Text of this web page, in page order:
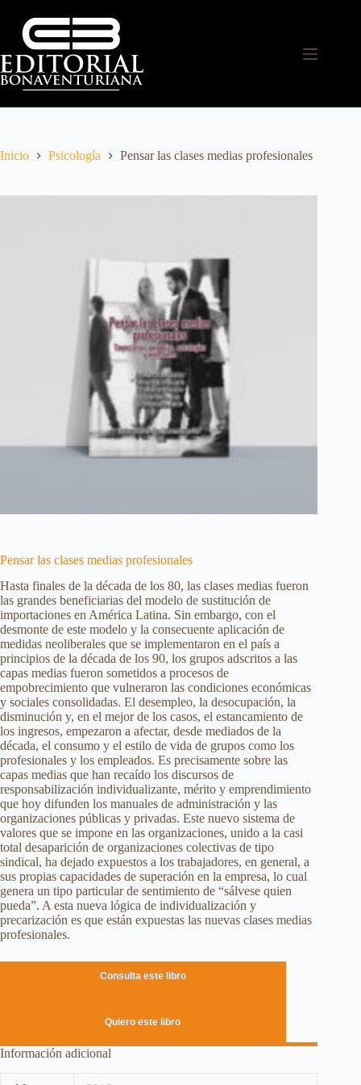
Inicio Psicología Pensar las clases medias profesionales
Pensar las clases medias profesionales
Hasta finales de la década de los 80, las clases medias fueron
las grandes beneficiarias del modelo de sustitución de
importaciones en América Latina. Sin embargo, con el
desmonte de este modelo y la consecuente aplicación de
medidas neoliberales que se implementaron en el país a
principios de la década de los 90, los grupos adscritos a las
capas medias fueron sometidos a procesos de
empobrecimiento que vulneraron las condiciones económicas
y sociales consolidadas. El desempleo, la desocupación, la
disminución y, en el mejor de los casos, el estancamiento de
los ingresos, empezaron a afectar, desde mediados de la
década, el consumo y el estilo de vida de grupos como los
profesionales y los empleados. Es precisamente sobre las
capas medias que han recaído los discursos de
responsabilización individualizante, mérito y emprendimiento
que hoy difunden los manuales de administración y las
organizaciones públicas y privadas. Este nuevo sistema de
valores que se impone en las organizaciones, unido a la casi
total desaparición de organizaciones colectivas de tipo
sindical, ha dejado expuestos a los trabajadores, en general, a
sus propias capacidades de superación en la empresa, lo cual
genera un tipo particular de sentimiento de “sálvese quien
pueda”. A esta nueva lógica de individualización y
precarización es que están expuestas las nuevas clases medias
profesionales.
Consulta este libro
Quiero este libro
Información adicional